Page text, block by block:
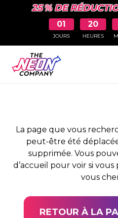
25 % DE
01
JOURS
20
HEURES
PAGE NON
La page que vous
peut-être été
supprimée. Vous
d’accueil pour voir si
vous
RETOUR À LA